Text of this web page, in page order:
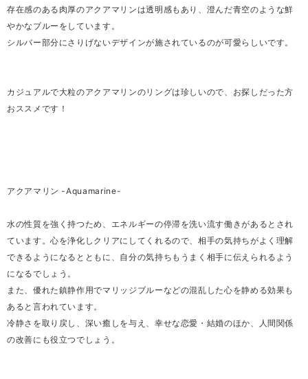
存在感のある肉厚のアクアマリンは透明感もあり、澄んだ青空のような鮮
やかなブルーをしています。
シルバー部分にさりげないデザインが施されているのが可愛らしいです。
カジュアルで大粒のアクアマリンのリングは珍しいので、お探しだった方
おススメです！
アクアマリン -Aquamarine-
水の性質を強く持つため、エネルギーの停滞を洗い流す働きがあるとされ
ています。心を浄化しクリアにしてくれるので、相手の気持ちがよく理解
できるようになるとともに、自分の気持ちもうまく相手に伝えられるよう
になるでしょう。
また、優れた鎮静作用でマリッジブルーなどの混乱した心を静める効果も
あると言われています。
冷静さを取り戻し、深い癒しを与え、幸せな恋愛・結婚のほか、人間関係
の改善にも役立つでしょう。